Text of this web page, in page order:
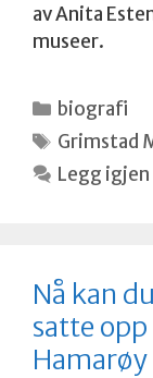
av Anita
museer.
Kategorier
biografi
Stikkord
Grimstad
Legg
Nå kan
satte
Hamarøy